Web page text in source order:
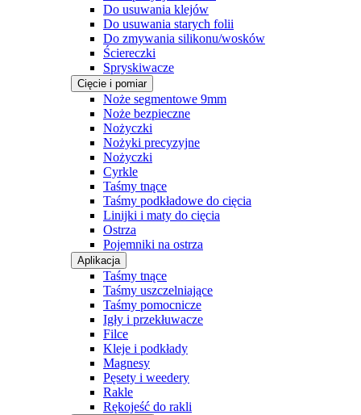
Do usuwania klejów
Do usuwania starych folii
Do zmywania silikonu/wosków
Ściereczki
Spryskiwacze
Cięcie i pomiar
Noże segmentowe 9mm
Noże bezpieczne
Nożyczki
Nożyki precyzyjne
Nożyczki
Cyrkle
Taśmy tnące
Taśmy podkładowe do cięcia
Linijki i maty do cięcia
Ostrza
Pojemniki na ostrza
Aplikacja
Taśmy tnące
Taśmy uszczelniające
Taśmy pomocnicze
Igły i przekłuwacze
Filce
Kleje i podkłady
Magnesy
Pęsety i weedery
Rakle
Rękojeść do rakli